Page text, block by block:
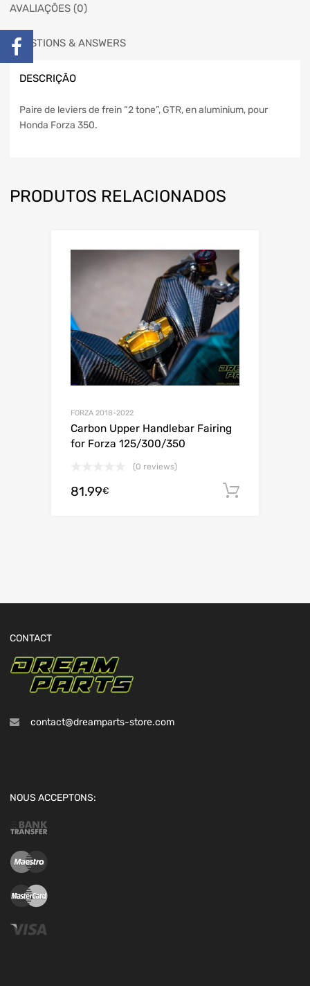
AVALIAÇÕES (0)
QUESTIONS & ANSWERS
DESCRIÇÃO
Paire de leviers de frein “2 tone”, GTR, en aluminium, pour
Honda Forza 350.
PRODUTOS RELACIONADOS
FORZA 2018-2022
Carbon Upper Handlebar Fairing
for Forza 125/300/350
(0 reviews)
81.99€
CONTACT
contact@dreamparts-store.com
NOUS ACCEPTONS: